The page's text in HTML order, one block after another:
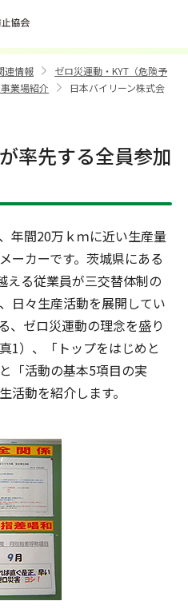
会社東京工場
連情報 >ゼロ災運動・KYT（危険予
業場紹介 >日本バイリーン株式会
率先する全員参加
年間20万ｋｍに近い生産量
ーカーです。茨城県にある
える従業員が三交替体制の
日々生産活動を展開してい
、ゼロ災運動の理念を盛り
1）、「トップをはじめと
「活動の基本5項目の実
活動を紹介します。